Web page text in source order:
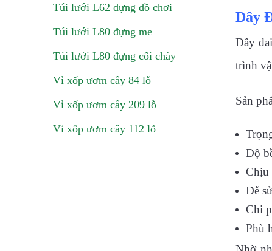
Dây
Dây
trình
Sản
Độ
Chịu
Dễ
Chi
Phù
Túi lưới L62 đựng đồ chơi
Túi lưới L80 đựng me
Túi lưới L80 đựng cối chày
Vỉ xốp ươm cây 84 lỗ
Vỉ xốp ươm cây 209 lỗ
Vỉ xốp ươm cây 112 lỗ